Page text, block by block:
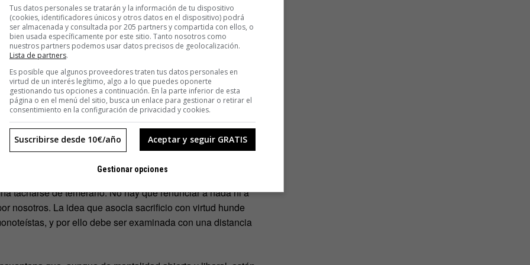
si mantenemos más de una relación sentimental
Si no se tiene la infinita suerte de encontrar una
físicas, sexuales, intelectuales, de carácter,
parece razonable tratar de paliar las carencias de
aparece la mencionada culpa, que en la mitología
Alecto y Megera, se ocupan precisamente de los
de la felicidad. No hay que elegir entre una persona
que surcan accidentalmente nuestra biografía
tacharse de temerario. No hay que renunciar a nada ni a
nosotros. La idea que asocia sacrificio con virtud hunde
y por ello debe ser examinada con una distancia
Tus datos personales se tratarán y la información de tu dispositivo
(cookies, identificadores únicos y otros datos en el dispositivo) podrá
ser almacenada y consultada por 205 partners y compartida con ellos, o
bien usada específicamente por este sitio. Tanto nosotros como
nuestros partners podemos usar datos precisos de geolocalización.
Lista de partners.
Es posible que algunos proveedores traten tus datos personales en
virtud de un interés legítimo, algo a lo que puedes oponerte
gestionando tus opciones a continuación. En la parte inferior de esta
página o en el menú del sitio, busca un enlace para gestionar o retirar el
consentimiento en la configuración de privacidad y cookies.
Aceptar y seguir GRATIS
Suscribirse desde 10€/año
Gestionar opciones